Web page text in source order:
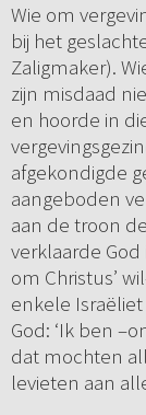
Wie om
bij het
Zaligmaker).
zijn misdaad
en hoorde in
afgekondigde
aangeboden
aan de troon
verklaarde
om Christus’
enkele
God: ‘Ik ben
dat mochten
levieten aan